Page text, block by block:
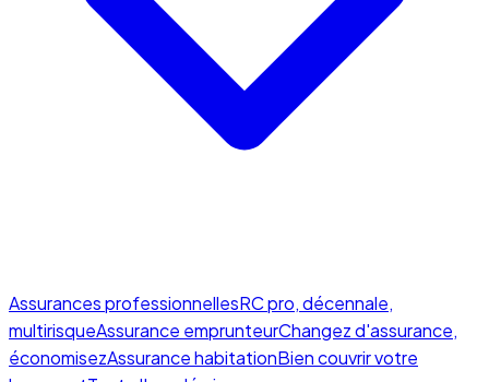
Assurances professionnellesRC pro, décennale,
multirisqueAssurance emprunteurChangez d'assurance,
économisezAssurance habitationBien couvrir votre